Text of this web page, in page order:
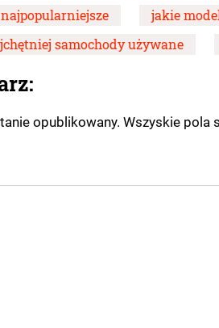
jakie
samochody używane
opublikowany. Wszyskie pola